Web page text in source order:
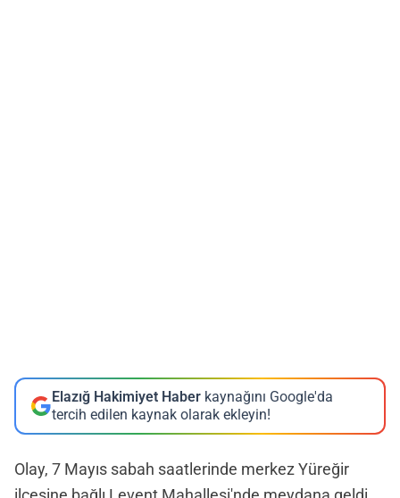
Elazığ Hakimiyet Haber kaynağını Google'da
tercih edilen kaynak olarak ekleyin!
Olay, 7 Mayıs sabah saatlerinde merkez Yüreğir